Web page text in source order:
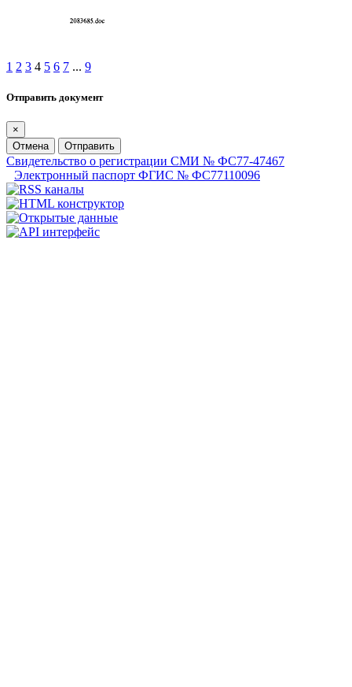
1 2 3 4 5 6 7 ... 9
Отправить документ
×
Отмена
Отправить
Свидетельство о регистрации СМИ № ФС77-47467
Электронный паспорт ФГИС № ФС77110096